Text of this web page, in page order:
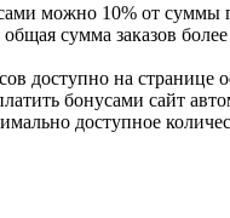
можно 10% от суммы
сумма заказов
доступно на странице
бонусами сайт
доступное